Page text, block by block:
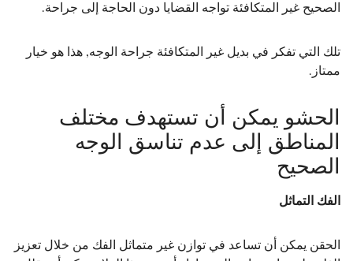
الصحيح غير المتكافئة تواجه القضايا دون الحاجة إلى جراحة.
تلك التي تفكر في بديل غير المتكافئة جراحة الوجه, هذا هو خيار
ممتاز.
الحشو يمكن أن تستهدف مختلف
المناطق إلى عدم تناسق الوجه
الصحيح
الفك التماثل
الحقن يمكن أن تساعد في توازن غير متماثل الفك من خلال تعزيز